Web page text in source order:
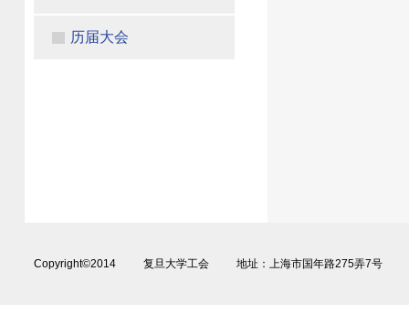
历届大会
Copyright©2014 复旦大学工会 地址：上海市国年路275弄7号